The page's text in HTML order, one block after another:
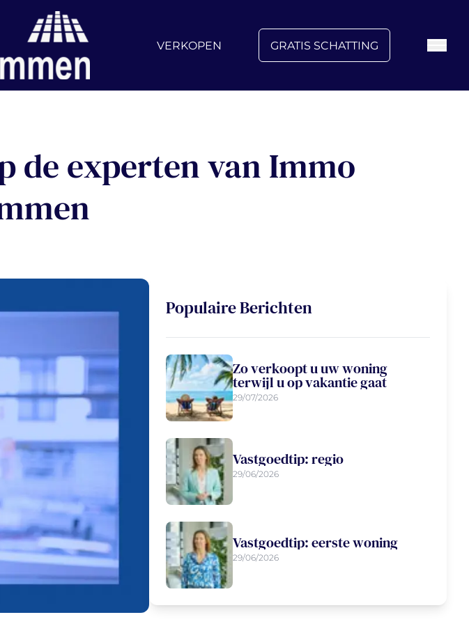
VERKOPEN GRATIS SCHATTING
de experten van Immo
Populaire Berichten
Zo verkoopt u uw woning
terwijl u op vakantie gaat
29/07/2026
Vastgoedtip: regio
29/06/2026
Vastgoedtip: eerste woning
29/06/2026